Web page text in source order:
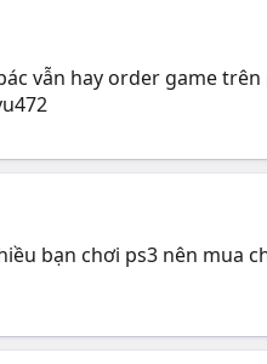
vẫn hay order game
bạn chơi ps3 nên mua